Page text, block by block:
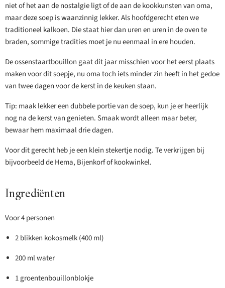
niet of het aan de nostalgie ligt of de aan de kookkunsten van oma,
maar deze soep is waanzinnig lekker. Als hoofdgerecht eten we
traditioneel kalkoen. Die staat hier dan uren en uren in de oven te
braden, sommige tradities moet je nu eenmaal in ere houden.
De ossenstaartbouillon gaat dit jaar misschien voor het eerst plaats
maken voor dit soepje, nu oma toch iets minder zin heeft in het gedoe
van twee dagen voor de kerst in de keuken staan.
Tip: maak lekker een dubbele portie van de soep, kun je er heerlijk
nog na de kerst van genieten. Smaak wordt alleen maar beter,
bewaar hem maximaal drie dagen.
Voor dit gerecht heb je een klein stekertje nodig. Te verkrijgen bij
bijvoorbeeld de Hema, Bijenkorf of kookwinkel.
Ingrediënten
Voor 4 personen
2 blikken kokosmelk (400 ml)
200 ml water
1 groentenbouillonblokje